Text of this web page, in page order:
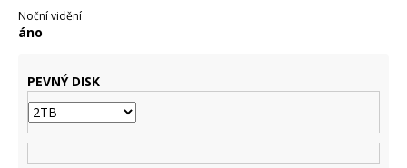
Noční vidění
áno
PEVNÝ DISK
o
p
u
u